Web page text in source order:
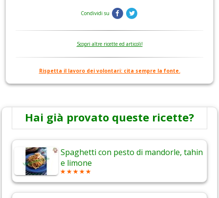
Condividi su
Scopri altre ricette ed articoli!
Rispetta il lavoro dei volontari: cita sempre la fonte.
Hai già provato queste ricette?
Spaghetti con pesto di mandorle, tahin
e limone